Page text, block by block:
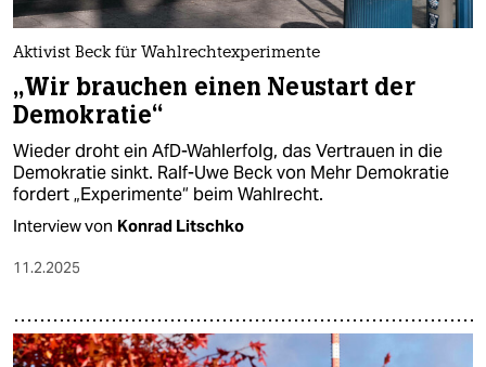
Aktivist Beck für Wahlrechtexperimente
„Wir brauchen einen Neustart der
Demokratie“
Wieder droht ein AfD-Wahlerfolg, das Vertrauen in die
Demokratie sinkt. Ralf-Uwe Beck von Mehr Demokratie
fordert „Experimente“ beim Wahlrecht.
Interview von Konrad Litschko
11.2.2025